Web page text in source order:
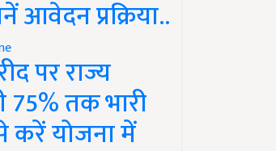
आवेदन प्रक्रिया..
पर राज्य
75% तक भारी
करें योजना में